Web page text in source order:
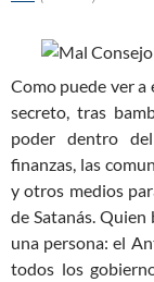
Como puede ver a
secreto, tras
poder dentro
finanzas, las
y otros medios
de Satanás.
una persona: el
todos los